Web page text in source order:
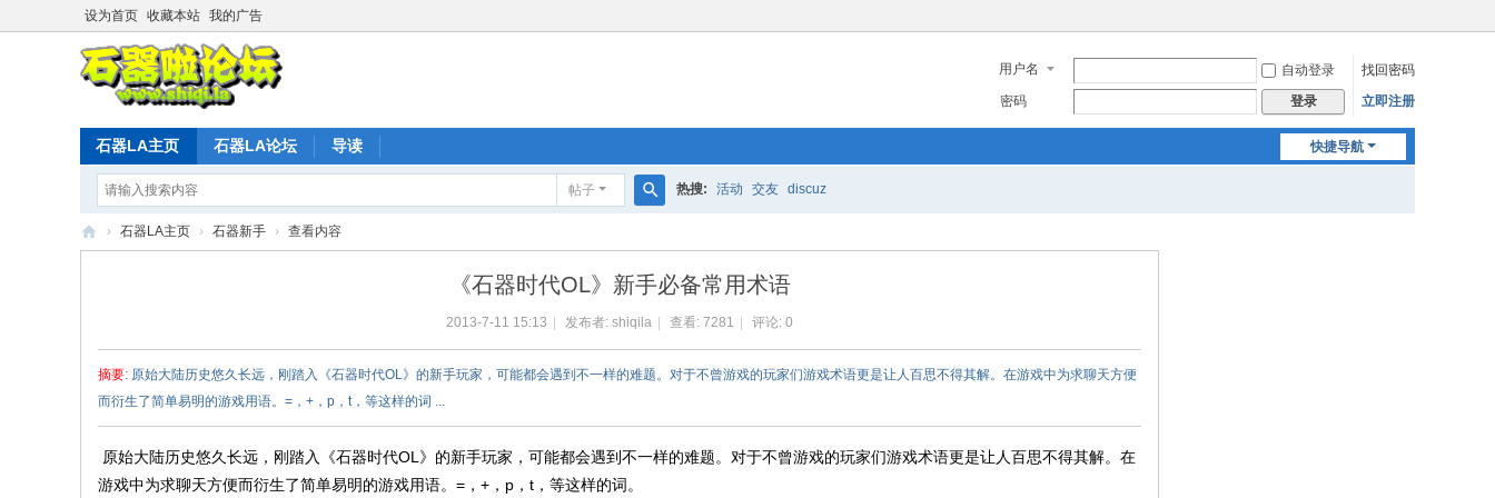
设为首页 收藏本站 我的广告
用户名 自动登录
找回密码
密码
登录 立即注册
快捷导航
石器LA主页 石器LA论坛 导读
帖子
索
热搜: 活动 交友 discuz
› 石器LA主页 › 石器新手 › 查看内容
《石器时代OL》新手必备常用术语
2013-7-11 15:13 发布者: shiqila 查看: 7281 评论: 0
摘要: 原始大陆历史悠久长远，刚踏入《石器时代OL》的新手玩家，可能都会遇到不一样的难题。对于不曾游戏的玩家们游戏术语更是让人百思不得其解。在游戏中为求聊天方便
而衍生了简单易明的游戏用语。=，+，p，t，等这样的词 ...
原始大陆历史悠久长远，刚踏入《石器时代OL》的新手玩家，可能都会遇到不一样的难题。对于不曾游戏的玩家们游戏术语更是让人百思不得其解。在
游戏中为求聊天方便而衍生了简单易明的游戏用语。=，+，p，t，等这样的词。